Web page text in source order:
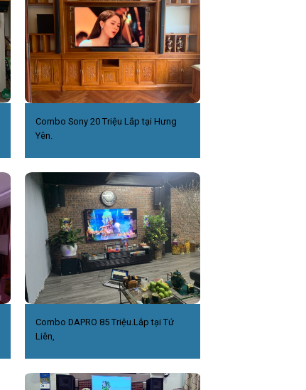
Combo Sony 20 Triệu Lắp tại Hưng
Yên.
Combo DAPRO 85 Triệu.Lắp tại Tứ
Liên,